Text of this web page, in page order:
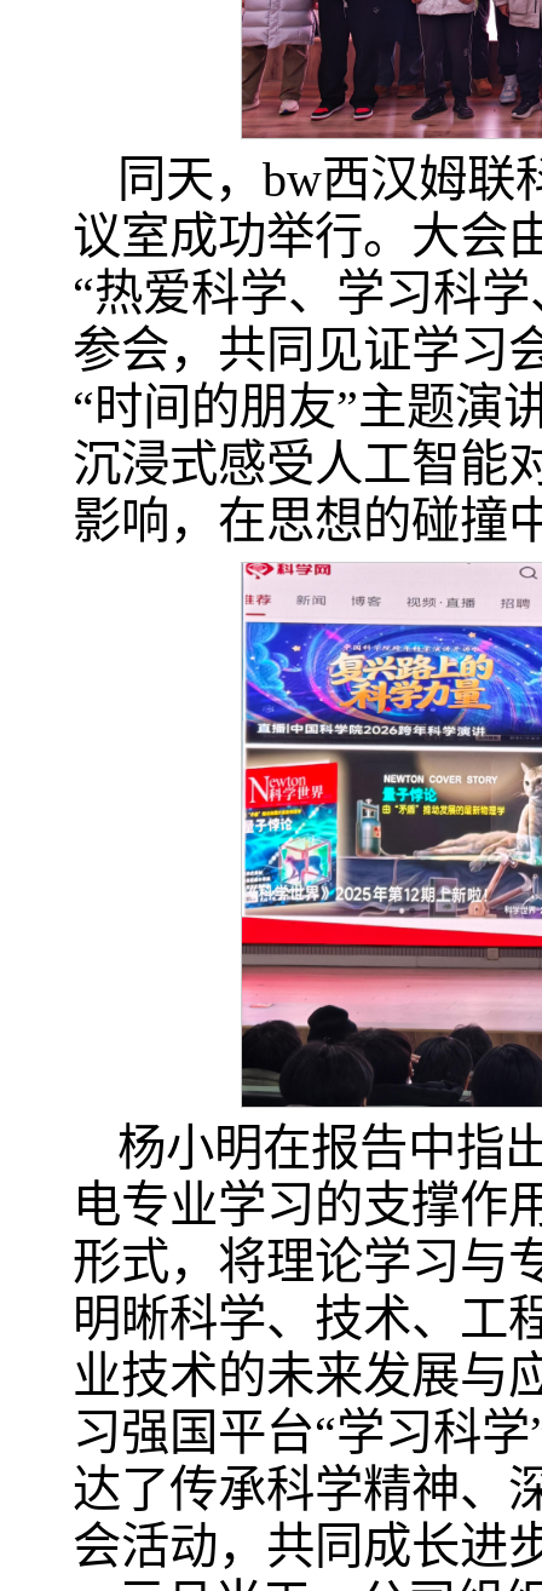
同天，bw西汉姆联
议室成功举行。大会
“热爱科学、学习科
参会，共同见证学习
“时间的朋友”主题演
沉浸式感受人工智能
影响，在思想的碰撞
杨小明在报告中指
电专业学习的支撑作
形式，将理论学习与
明晰科学、技术、工
业技术的未来发展与
习强国平台“学习科
达了传承科学精神、
会活动，共同成长进